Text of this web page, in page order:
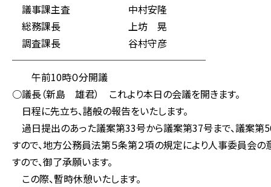
議事課主査 中村安隆
総務課長 上坊 晃
調査課長 谷村守彦
────────────────────
午前10時０分開議
○議長（新島 雄君） これより本日の会議を開きます。
日程に先立ち、諸般の報告をいたします。
過日提出のあった議案第33号から議案第37号まで、議案第
すので、地方公務員法第５条第２項の規定により人事委員会の
すので、御了承願います。
この際、暫時休憩いたします。